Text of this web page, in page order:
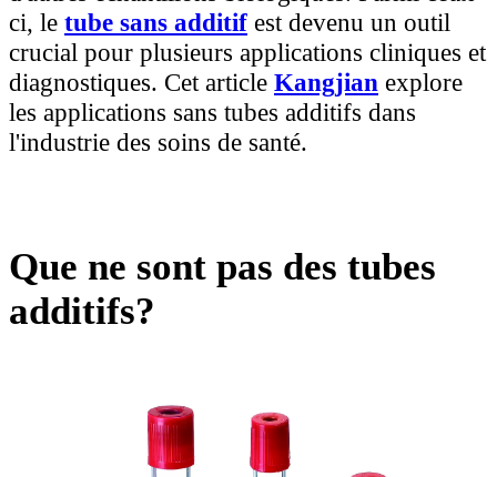
ci, le tube sans additif est devenu un outil
crucial pour plusieurs applications cliniques et
diagnostiques. Cet article Kangjian explore
les applications sans tubes additifs dans
l'industrie des soins de santé.
Que ne sont pas des tubes
additifs?